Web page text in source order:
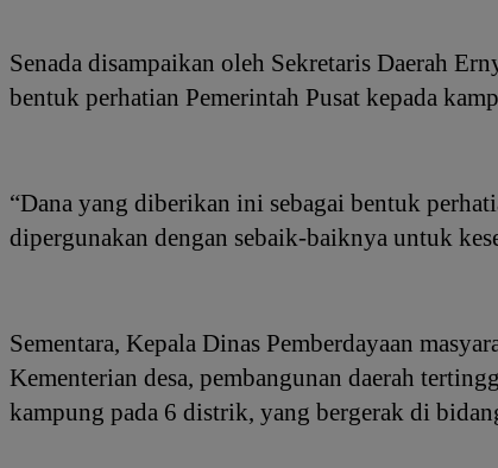
Senada disampaikan oleh Sekretaris Daerah
bentuk perhatian Pemerintah Pusat kepada
“Dana yang diberikan ini sebagai bentuk
dipergunakan dengan sebaik-baiknya untuk
Sementara, Kepala Dinas Pemberdayaan
Kementerian desa, pembangunan daerah
kampung pada 6 distrik, yang bergerak di